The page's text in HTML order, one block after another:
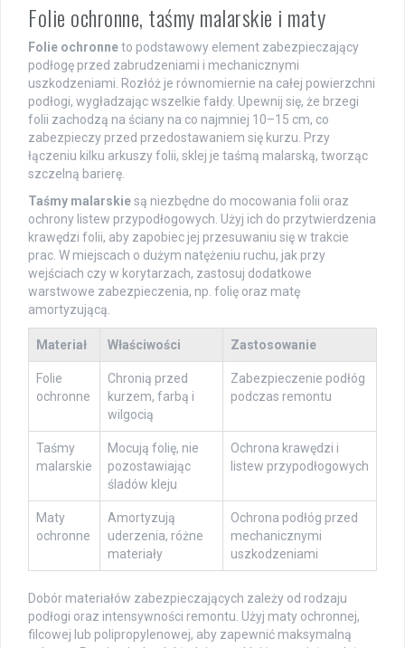
Folie ochronne, taśmy malarskie i maty
Folie ochronneto podstawowy element zabezpieczający
podłogę przed zabrudzeniami i mechanicznymi
uszkodzeniami. Rozłóż je równomiernie na całej powierzchni
podłogi, wygładzając wszelkie fałdy. Upewnij się, że brzegi
folii zachodzą na ściany na co najmniej 10–15 cm, co
zabezpieczy przed przedostawaniem się kurzu. Przy
łączeniu kilku arkuszy folii, sklej je taśmą malarską, tworząc
szczelną barierę.
Taśmy malarskiesą niezbędne do mocowania folii oraz
ochrony listew przypodłogowych. Użyj ich do przytwierdzenia
krawędzi folii, aby zapobiec jej przesuwaniu się w trakcie
prac. W miejscach o dużym natężeniu ruchu, jak przy
wejściach czy w korytarzach, zastosuj dodatkowe
warstwowe zabezpieczenia, np. folię oraz matę
amortyzującą.
Materiał Właściwości Zastosowanie
Folie
ochronne
Chronią przed
kurzem, farbą i
wilgocią
Zabezpieczenie podłóg
podczas remontu
Taśmy
malarskie
Mocują folię, nie
pozostawiając
śladów kleju
Ochrona krawędzi i
listew przypodłogowych
Maty
ochronne
Amortyzują
uderzenia, różne
materiały
Ochrona podłóg przed
mechanicznymi
uszkodzeniami
Dobór materiałów zabezpieczających zależy od rodzaju
podłogi oraz intensywności remontu. Użyj maty ochronnej,
filcowej lub polipropylenowej, aby zapewnić maksymalną